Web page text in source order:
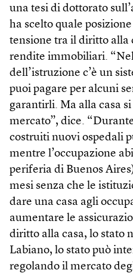
una tesi di dottorato
ha scelto quale
tensione tra il diritto alla
rendite immobiliari.
dell’istruzione c’è un
puoi pagare per alcuni
garantirli. Ma alla casa
mercato”, dice.
costruiti nuovi ospedali
mentre l’occupazione
periferia di Buenos
mesi senza che le
dare una casa agli
aumentare le
diritto alla casa, lo stato
Labiano, lo stato può
regolando il mercato